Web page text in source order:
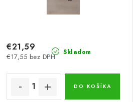
Skladom
€17,55 bez DPH
€21,59
DO KOŠÍKA